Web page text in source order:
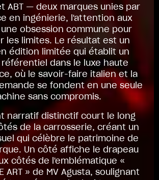
ABT — deux marques unies par
en ingénierie, l'attention aux
obsession commune pour
les limites. Le résultat est un
édition limitée qui établit un
dans le luxe haute
où le savoir-faire italien et la
se fondent en une seule
sans compromis.
narratif distinctif court le long
de la carrosserie, créant un
qui célèbre le patrimoine de
Un côté affiche le drapeau
côtés de l'emblématique «
ART » de MV Agusta, soulignant